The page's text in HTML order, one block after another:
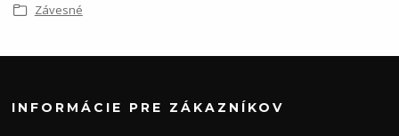
Závesné
INFORMÁCIE PRE ZÁKAZNÍKOV